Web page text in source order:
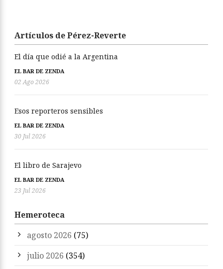
Artículos de Pérez-Reverte
El día que odié a la Argentina
EL BAR DE ZENDA
02 Ago 2026
Esos reporteros sensibles
EL BAR DE ZENDA
30 Jul 2026
El libro de Sarajevo
EL BAR DE ZENDA
23 Jul 2026
Hemeroteca
agosto 2026 (75)
julio 2026 (354)